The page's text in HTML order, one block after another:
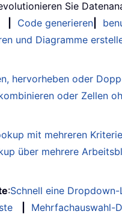
Sie
Code generieren
und Diagramme
hervorheben oder
oder Zellen
mit mehreren
über mehrere
:Schnell eine
Mehrfachauswahl-